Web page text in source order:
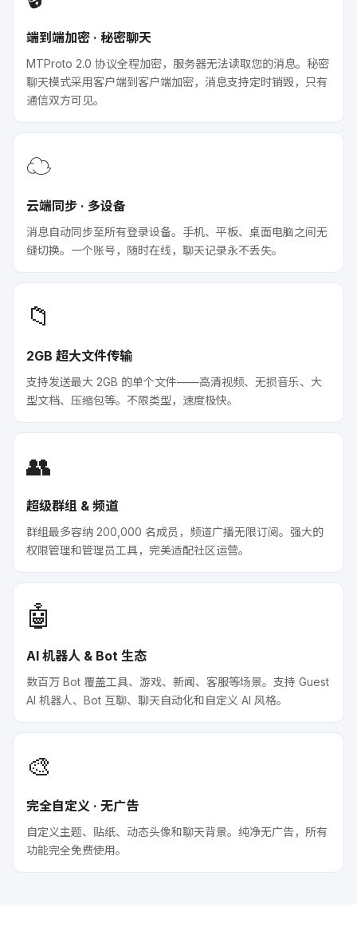
端到端加密 · 秘密聊天
MTProto 2.0 协议全程加密，服务器无法读取您的消息。秘密
聊天模式采用客户端到客户端加密，消息支持定时销毁，只有
通信双方可见。
☁️
云端同步 · 多设备
消息自动同步至所有登录设备。手机、平板、桌面电脑之间无
缝切换。一个账号，随时在线，聊天记录永不丢失。
📁
2GB 超大文件传输
支持发送最大 2GB 的单个文件——高清视频、无损音乐、大
型文档、压缩包等。不限类型，速度极快。
👥
超级群组 & 频道
群组最多容纳 200,000 名成员，频道广播无限订阅。强大的
权限管理和管理员工具，完美适配社区运营。
🤖
AI 机器人 & Bot 生态
数百万 Bot 覆盖工具、游戏、新闻、客服等场景。支持 Guest
AI 机器人、Bot 互聊、聊天自动化和自定义 AI 风格。
🎨
完全自定义 · 无广告
自定义主题、贴纸、动态头像和聊天背景。纯净无广告，所有
功能完全免费使用。